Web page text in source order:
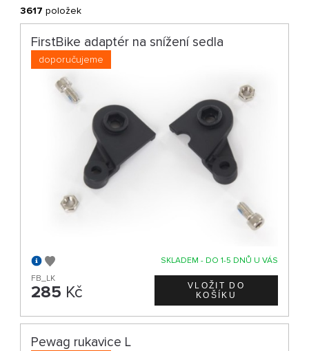
3617 položek
FirstBike adaptér na snížení sedla
doporučujeme
SKLADEM - DO 1-5 DNŮ U VÁS
FB_LK
285 Kč
Pewag rukavice L